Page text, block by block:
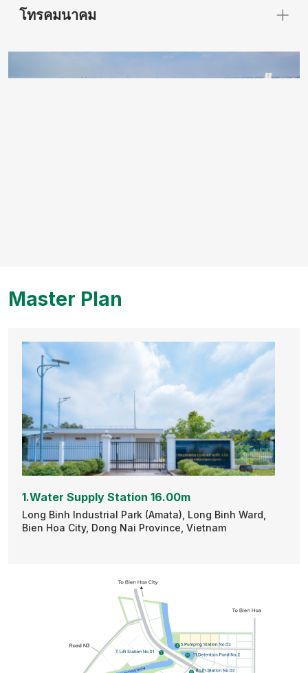
โทรคมนาคม
Master Plan
1.Water Supply Station 16.00m
Long Binh Industrial Park (Amata), Long Binh Ward,
Bien Hoa City, Dong Nai Province, Vietnam